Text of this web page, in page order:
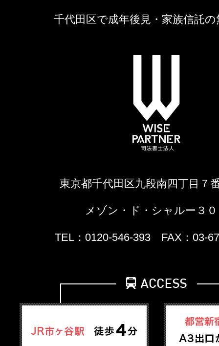
千代田区で成年後見・家族信託の
東京都千代田区九段南四丁目７
メゾン・ド・シャルー３
TEL：0120-546-393 FAX：03-